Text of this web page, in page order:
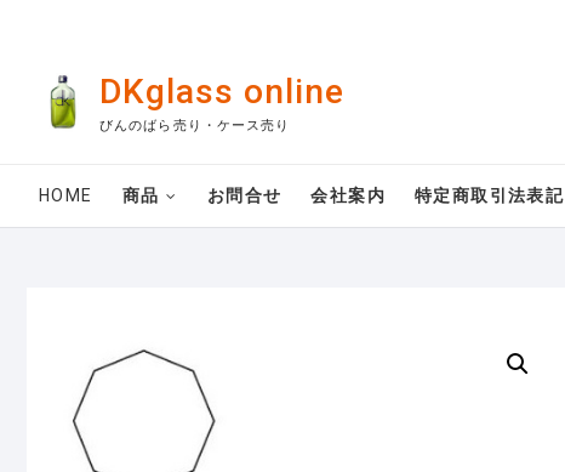
content
DKglass online
びんのばら売り・ケース売り
HOME 商品 お問合せ 会社案内 特定商取引法表記